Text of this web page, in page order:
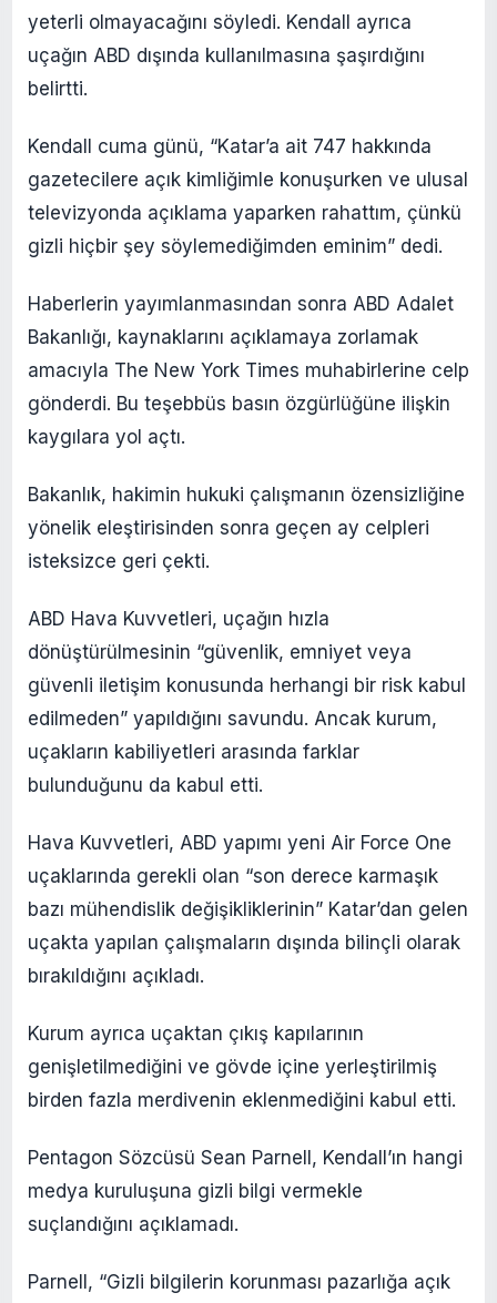
yeterli olmayacağını söyledi. Kendall ayrıca
uçağın ABD dışında kullanılmasına şaşırdığını
belirtti.
Kendall cuma günü, “Katar’a ait 747 hakkında
gazetecilere açık kimliğimle konuşurken ve ulusal
televizyonda açıklama yaparken rahattım, çünkü
gizli hiçbir şey söylemediğimden eminim” dedi.
Haberlerin yayımlanmasından sonra ABD Adalet
Bakanlığı, kaynaklarını açıklamaya zorlamak
amacıyla The New York Times muhabirlerine celp
gönderdi. Bu teşebbüs basın özgürlüğüne ilişkin
kaygılara yol açtı.
Bakanlık, hakimin hukuki çalışmanın özensizliğine
yönelik eleştirisinden sonra geçen ay celpleri
isteksizce geri çekti.
ABD Hava Kuvvetleri, uçağın hızla
dönüştürülmesinin “güvenlik, emniyet veya
güvenli iletişim konusunda herhangi bir risk kabul
edilmeden” yapıldığını savundu. Ancak kurum,
uçakların kabiliyetleri arasında farklar
bulunduğunu da kabul etti.
Hava Kuvvetleri, ABD yapımı yeni Air Force One
uçaklarında gerekli olan “son derece karmaşık
bazı mühendislik değişikliklerinin” Katar’dan gelen
uçakta yapılan çalışmaların dışında bilinçli olarak
bırakıldığını açıkladı.
Kurum ayrıca uçaktan çıkış kapılarının
genişletilmediğini ve gövde içine yerleştirilmiş
birden fazla merdivenin eklenmediğini kabul etti.
Pentagon Sözcüsü Sean Parnell, Kendall’ın hangi
medya kuruluşuna gizli bilgi vermekle
suçlandığını açıklamadı.
Parnell, “Gizli bilgilerin korunması pazarlığa açık